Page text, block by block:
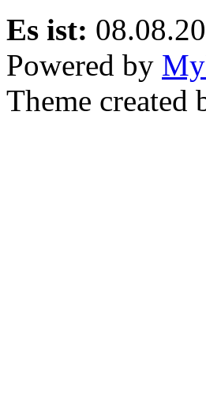
Es ist:
Powered by
Theme